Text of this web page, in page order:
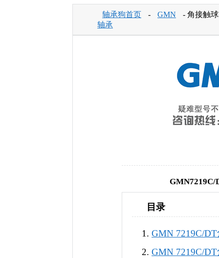
轴承狗首页 - GMN
- 角接触
轴承
GMN7219C/
目录
GMN 7219C/
GMN 7219C/